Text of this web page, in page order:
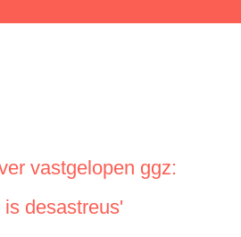
vastgelopen ggz:
desastreus'